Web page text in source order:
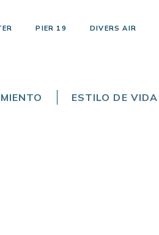
PIER 19 DIVERS AIR
ESTILO DE VIDA